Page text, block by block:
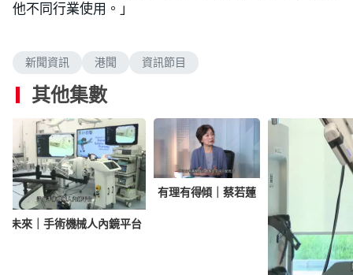
他不同行業使用。」
新聞資訊 港聞 資訊節目
其他集數
未來｜手術機械人內鏡平台
有理有得傾｜蔡若蓮